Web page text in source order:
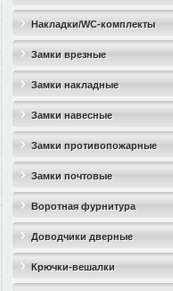
Накладки/WC-комплекты
Замки врезные
Замки накладные
Замки навесные
Замки противопожарные
Замки почтовые
Воротная фурнитура
Доводчики дверные
Крючки-вешалки